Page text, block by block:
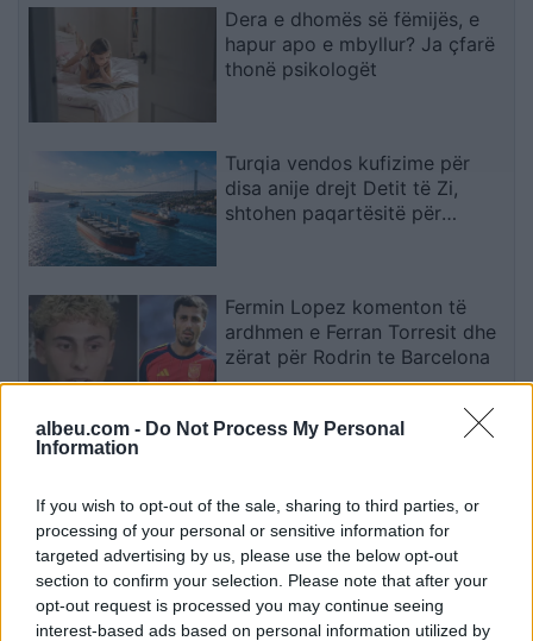
albeu.com - Do Not Process My Personal
Information
If you wish to opt-out of the sale, sharing to third parties, or
processing of your personal or sensitive information for
targeted advertising by us, please use the below opt-out
section to confirm your selection. Please note that after your
opt-out request is processed you may continue seeing
interest-based ads based on personal information utilized by
Dera e dhomës së fëmijës, e
hapur apo e mbyllur? Ja çfarë
thonë psikologët
Turqia vendos kufizime për
disa anije drejt Detit të Zi,
shtohen paqartësitë për
Fermin Lopez komenton të
ardhmen e Ferran Torresit dhe
zërat për Rodrin te Barcelona
përgjegjësit ende nuk janë
përballur me drejtësinë